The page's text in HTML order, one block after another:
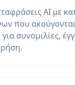
AI με
που
συνομιλίες,